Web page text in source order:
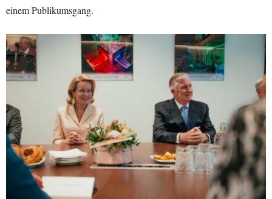
einem Publikumsgang.